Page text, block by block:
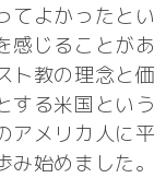
てよかったとい
感じることがあ
ト教の理念と価
する米国という
アメリカ人に平
始めました。